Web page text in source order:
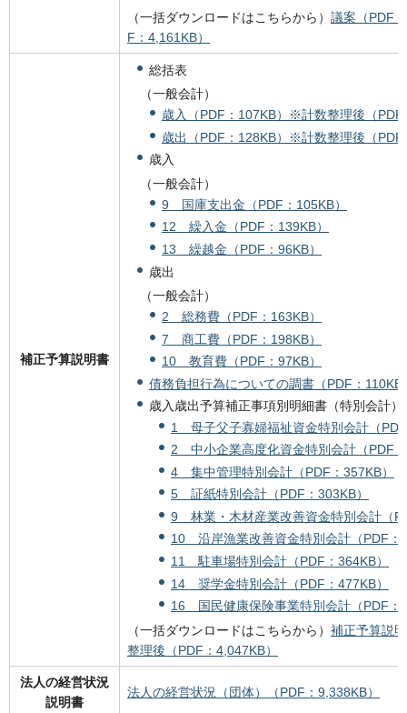
（一括ダウンロードはこちらから） 議案（PDF
F：4,161KB）
補正予算説明書
総括表
（一般会計）
歳入（PDF：107KB）
※計数整理後（PDF
歳出（PDF：128KB）
※計数整理後（PDF
歳入
（一般会計）
9 国庫支出金（PDF：105KB）
12 繰入金（PDF：139KB）
13 繰越金（PDF：96KB）
歳出
（一般会計）
2 総務費（PDF：163KB）
7 商工費（PDF：198KB）
10 教育費（PDF：97KB）
債務負担行為についての調書（PDF：110KB
歳入歳出予算補正事項別明細書（特別会計）
1 母子父子寡婦福祉資金特別会計（
2 中小企業高度化資金特別会計（PDF
4 集中管理特別会計（PDF：357KB）
5 証紙特別会計（PDF：303KB）
9 林業・木材産業改善資金特別会計（
10 沿岸漁業改善資金特別会計（PDF：
11 駐車場特別会計（PDF：364KB）
14 奨学金特別会計（PDF：477KB）
16 国民健康保険事業特別会計（PDF：
（一括ダウンロードはこちらから） 補正予算説
整理後（PDF：4,047KB）
法人の経営状況
説明書
法人の経営状況（団体）（PDF：9,338KB）